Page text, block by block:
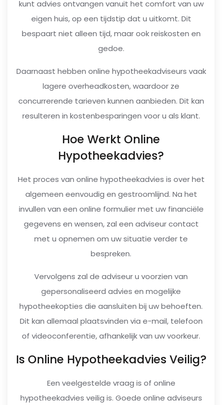
kunt advies ontvangen vanuit het comfort van uw
eigen huis, op een tijdstip dat u uitkomt. Dit
bespaart niet alleen tijd, maar ook reiskosten en
gedoe.
Daarnaast hebben online hypotheekadviseurs vaak
lagere overheadkosten, waardoor ze
concurrerende tarieven kunnen aanbieden. Dit kan
resulteren in kostenbesparingen voor u als klant.
Hoe Werkt Online
Hypotheekadvies?
Het proces van online hypotheekadvies is over het
algemeen eenvoudig en gestroomlijnd. Na het
invullen van een online formulier met uw financiële
gegevens en wensen, zal een adviseur contact
met u opnemen om uw situatie verder te
bespreken.
Vervolgens zal de adviseur u voorzien van
gepersonaliseerd advies en mogelijke
hypotheekopties die aansluiten bij uw behoeften.
Dit kan allemaal plaatsvinden via e-mail, telefoon
of videoconferentie, afhankelijk van uw voorkeur.
Is Online Hypotheekadvies Veilig?
Een veelgestelde vraag is of online
hypotheekadvies veilig is. Goede online adviseurs